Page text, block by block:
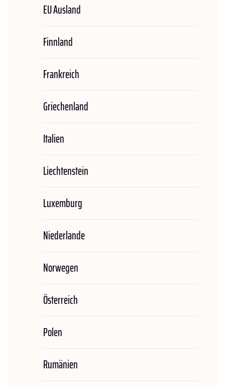
EU Ausland
Finnland
Frankreich
Griechenland
Italien
Liechtenstein
Luxemburg
Niederlande
Norwegen
Österreich
Polen
Rumänien